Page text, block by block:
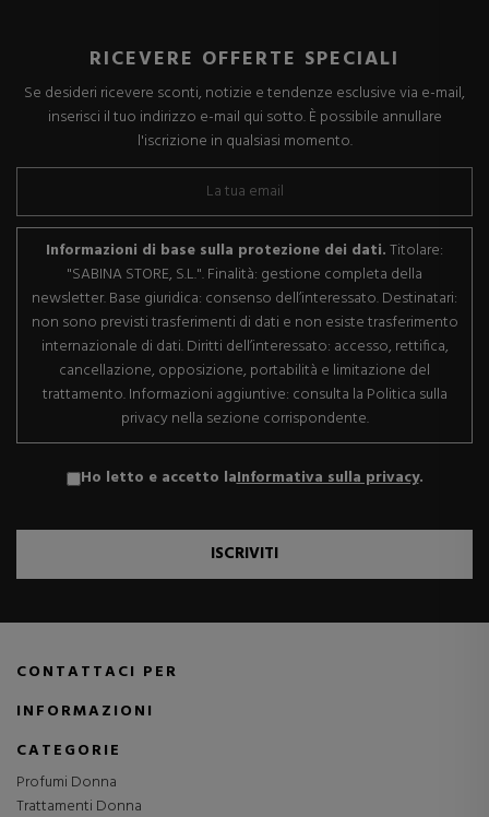
RICEVERE OFFERTE SPECIALI
Se desideri ricevere sconti, notizie e tendenze esclusive via e-mail,
inserisci il tuo indirizzo e-mail qui sotto. È possibile annullare
l'iscrizione in qualsiasi momento.
Informazioni di base sulla protezione dei dati.Titolare:
"SABINA STORE, S.L.". Finalità: gestione completa della
newsletter. Base giuridica: consenso dell’interessato. Destinatari:
non sono previsti trasferimenti di dati e non esiste trasferimento
internazionale di dati. Diritti dell’interessato: accesso, rettifica,
cancellazione, opposizione, portabilità e limitazione del
trattamento. Informazioni aggiuntive: consulta la Politica sulla
privacy nella sezione corrispondente.
Ho letto e accetto laInformativa sulla privacy.
ISCRIVITI
CONTATTACI PER
INFORMAZIONI
CATEGORIE
Profumi Donna
Trattamenti Donna